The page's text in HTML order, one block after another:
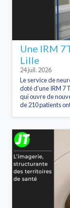
Une IRM
Lille
24 juil. 2026
Le service de
doté d'une IRM 7
qui ouvre de
de 210 patients